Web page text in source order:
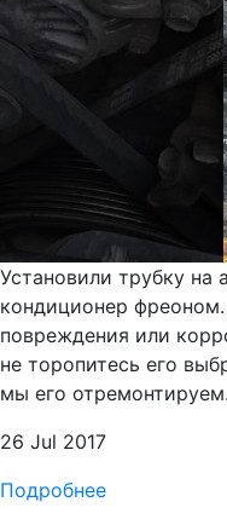
Установили трубку на
кондиционер
повреждения или
не торопитесь его
мы его отремонтируем.
26 Jul 2017
Подробнее